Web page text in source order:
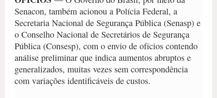
Senacon, também acionou a Polícia Federal, a
Secretaria Nacional de Segurança Pública (Senasp) e
o Conselho Nacional de Secretários de Segurança
Pública (Consesp), com o envio de ofícios contendo
análise preliminar que indica aumentos abruptos e
generalizados, muitas vezes sem correspondência
com variações identificáveis de custos.